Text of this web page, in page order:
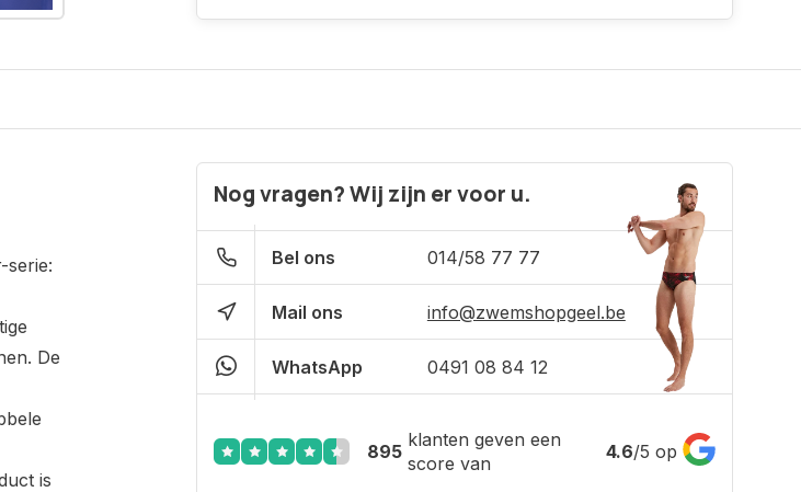
serie:
De
is
Nog vragen? Wij zijn er voor u.
Bel ons 014/58 77 77
Mail ons info@zwemshopgeel.be
WhatsApp 0491 08 84 12
895
klanten geven een
score van
4.6/5 op